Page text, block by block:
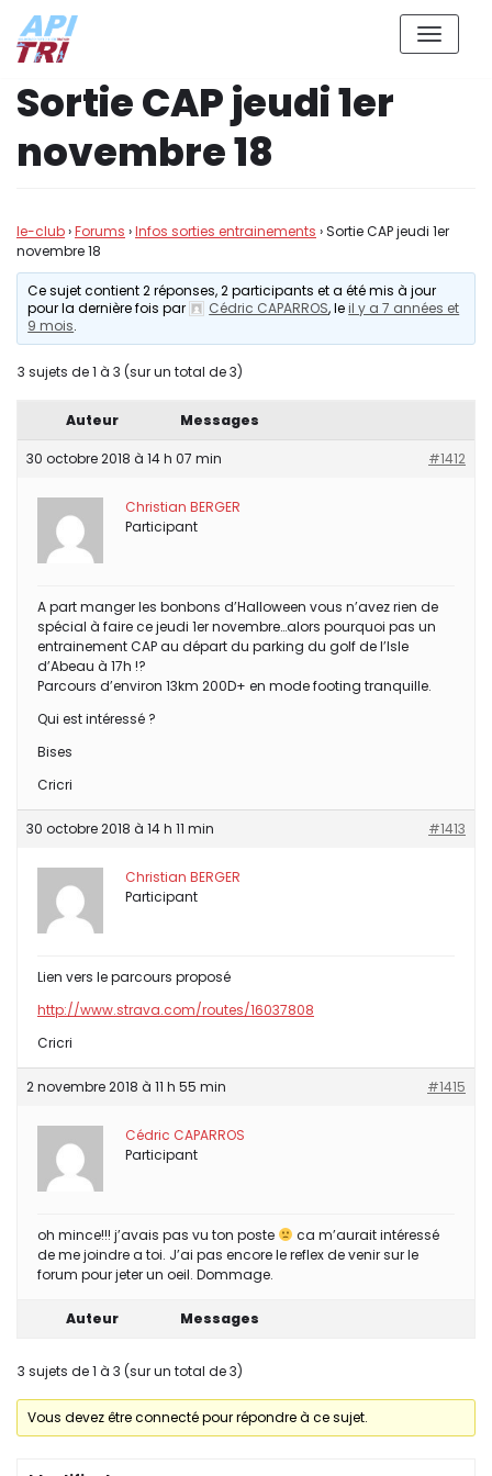
Aller
au
contenu
Sortie CAP jeudi 1er
novembre 18
le-club›Forums ›Infos sorties entrainements ›Sortie CAP jeudi 1er
novembre 18
Ce sujet contient 2 réponses, 2 participants et a été mis à jour
pour la dernière fois par
Cédric CAPARROS, leil y a 7 années et
9 mois.
3 sujets de 1 à 3 (sur un total de 3)
Auteur Messages
30 octobre 2018 à 14 h 07 min #1412
Christian BERGER
Participant
A part manger les bonbons d’Halloween vous n’avez rien de
spécial à faire ce jeudi 1er novembre…alors pourquoi pas un
entrainement CAP au départ du parking du golf de l’Isle
d’Abeau à 17h !?
Parcours d’environ 13km 200D+ en mode footing tranquille.
Qui est intéressé ?
Bises
Cricri
30 octobre 2018 à 14 h 11 min #1413
Christian BERGER
Participant
Lien vers le parcours proposé
http://www.strava.com/routes/16037808
Cricri
2 novembre 2018 à 11 h 55 min #1415
Cédric CAPARROS
Participant
oh mince!!! j’avais pas vu ton poste
ca m’aurait intéressé
de me joindre a toi. J’ai pas encore le reflex de venir sur le
forum pour jeter un oeil. Dommage.
Auteur Messages
3 sujets de 1 à 3 (sur un total de 3)
Vous devez être connecté pour répondre à ce sujet.